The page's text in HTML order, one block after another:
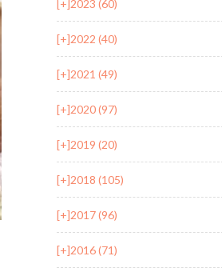
[+]2023 (60)
[+]2022 (40)
[+]2021 (49)
[+]2020 (97)
[+]2019 (20)
[+]2018 (105)
[+]2017 (96)
[+]2016 (71)